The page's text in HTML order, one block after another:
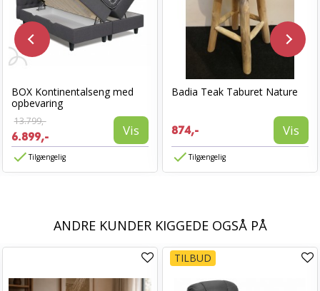
BOX Kontinentalseng med
opbevaring
13.799,-
6.899,- Vis
Tilgængelig
Badia Teak Taburet Nature
874,- Vis
Tilgængelig
ANDRE KUNDER KIGGEDE OGSÅ PÅ
TILBUD